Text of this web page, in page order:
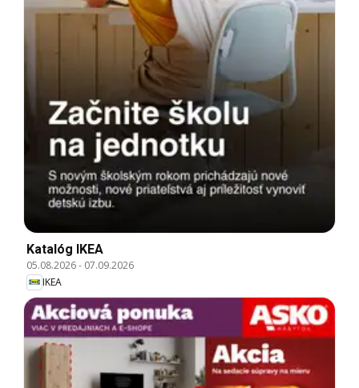
Katalóg IKEA
05.08.2026- 07.09.2026
IKEA